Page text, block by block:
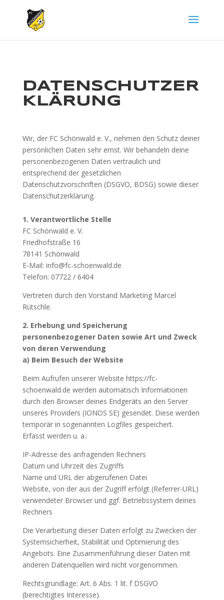
DATENSCHUTZER
KLÄRUNG
Wir, der FC Schönwald e. V., nehmen den Schutz deiner
persönlichen Daten sehr ernst. Wir behandeln deine
personenbezogenen Daten vertraulich und
entsprechend der gesetzlichen
Datenschutzvorschriften (DSGVO, BDSG) sowie dieser
Datenschutzerklärung.
1. Verantwortliche Stelle
FC Schönwald e. V.
Friedhofstraße 16
78141 Schönwald
E-Mail: info@fc-schoenwald.de
Telefon: 07722 / 6404
Vertreten durch den Vorstand Marketing Marcel
Rütschle.
2. Erhebung und Speicherung
personenbezogener Daten sowie Art und Zweck
von deren Verwendung
a) Beim Besuch der Website
Beim Aufrufen unserer Website https://fc-
schoenwald.de werden automatisch Informationen
durch den Browser deines Endgeräts an den Server
unseres Providers (IONOS SE) gesendet. Diese werden
temporär in sogenannten Logfiles gespeichert.
Erfasst werden u. a.:
IP-Adresse des anfragenden Rechners
Datum und Uhrzeit des Zugriffs
Name und URL der abgerufenen Datei
Website, von der aus der Zugriff erfolgt (Referrer-URL)
verwendeter Browser und ggf. Betriebssystem deines
Rechners
Die Verarbeitung dieser Daten erfolgt zu Zwecken der
Systemsicherheit, Stabilität und Optimierung des
Angebots. Eine Zusammenführung dieser Daten mit
anderen Datenquellen wird nicht vorgenommen.
Rechtsgrundlage: Art. 6 Abs. 1 lit. f DSGVO
(berechtigtes Interesse).